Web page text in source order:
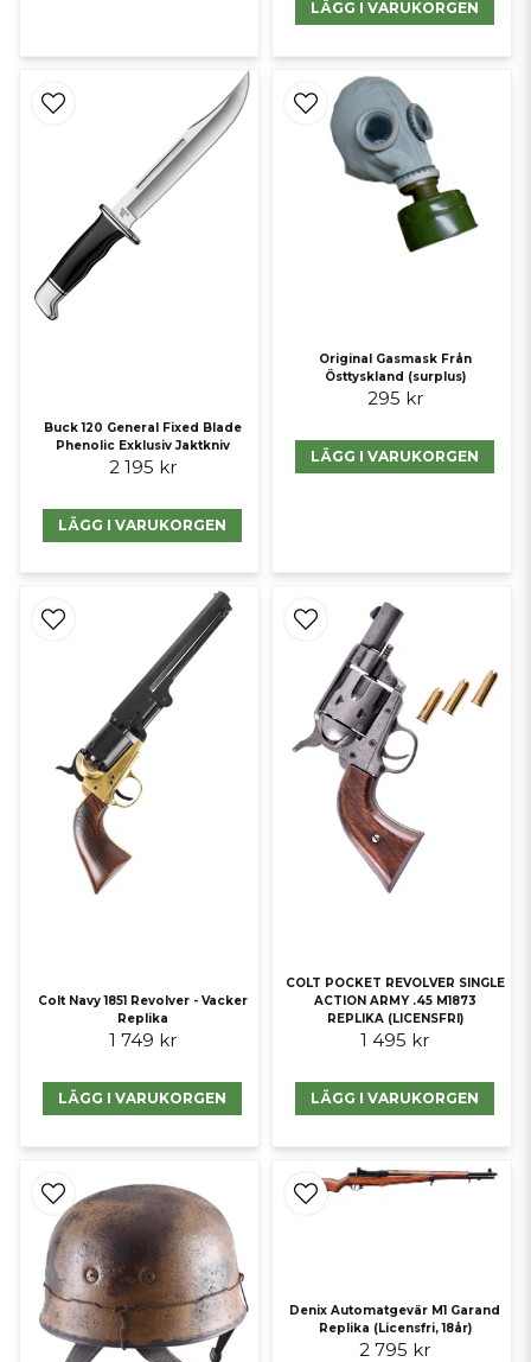
LÄGG I VARUKORGEN
Buck 120 General Fixed Blade
Phenolic Exklusiv Jaktkniv
2 195 kr
LÄGG I VARUKORGEN
Original Gasmask Från
Östtyskland (surplus)
295 kr
LÄGG I VARUKORGEN
Colt Navy 1851 Revolver - Vacker
Replika
1 749 kr
LÄGG I VARUKORGEN
COLT POCKET REVOLVER SINGLE
ACTION ARMY .45 M1873
REPLIKA (LICENSFRI)
1 495 kr
LÄGG I VARUKORGEN
Denix Automatgevär M1 Garand
Replika (Licensfri, 18år)
2 795 kr